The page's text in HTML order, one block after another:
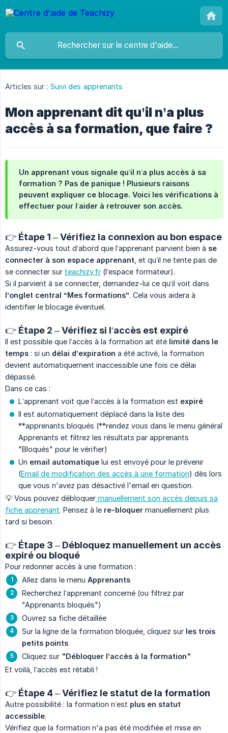
Articles sur : Suivi des apprenants
Mon apprenant dit qu’il n’a plus
accès à sa formation, que faire ?
Un apprenant vous signale qu’il n’a plus accès à sa
formation ? Pas de panique ! Plusieurs raisons
peuvent expliquer ce blocage. Voici les vérifications à
effectuer pour l’aider à retrouver son accès.
👉 Étape 1 – Vérifiez la connexion au bon espace
Assurez-vous tout d’abord que l’apprenant parvient bien à se
connecter à son espace apprenant , et qu’il ne tente pas de
se connecter sur teachizy.fr (l’espace formateur).
Si il parvient à se connecter, demandez-lui ce qu’il voit dans
l’onglet central “Mes formations”. Cela vous aidera à
identifier le blocage éventuel.
👉 Étape 2 – Vérifiez si l’accès est expiré
Il est possible que l’accès à la formation ait été limité dans le
temps : si un délai d’expiration a été activé, la formation
devient automatiquement inaccessible une fois ce délai
dépassé.
Dans ce cas :
L’apprenant voit que l’accès à la formation est expiré
Il est automatiquement déplacé dans la liste des
**apprenants bloqués (**rendez vous dans le menu général
Apprenants et filtrez les résultats par apprenants
"Bloqués" pour le vérifier)
Un email automatique lui est envoyé pour le prévenir
(Email de modification des accès à une formation) dès lors
que vous n'avez pas désactivé l'email en question.
💡 Vous pouvez débloquer manuellement son accès depuis sa
fiche apprenant. Pensez à le re-bloquer manuellement plus
tard si besoin.
👉 Étape 3 – Débloquez manuellement un accès
expiré ou bloqué
Pour redonner accès à une formation :
Allez dans le menu Apprenants
Recherchez l’apprenant concerné (ou filtrez par
"Apprenants bloqués")
Ouvrez sa fiche détaillée
Sur la ligne de la formation bloquée, cliquez sur les trois
petits points
Cliquez sur "Débloquer l’accès à la formation"
Et voilà, l’accès est rétabli !
👉 Étape 4 – Vérifiez le statut de la formation
Autre possibilité : la formation n’est plus en statut
accessible.
Vérifiez que la formation n'a pas été modifiée et mise en